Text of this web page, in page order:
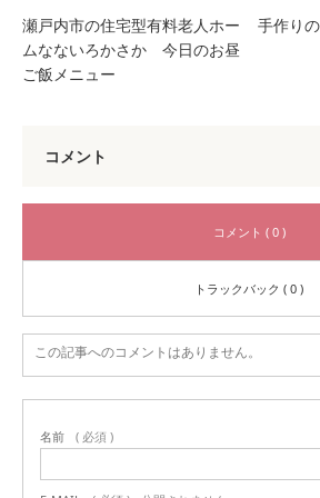
瀬戸内市の住宅型有料老人ホー
ムなないろかさか 今日のお昼
ご飯メニュー
手作り
コメント
コメント ( 0 )
トラックバック ( 0 )
この記事へのコメントはありません。
名前 ( 必須 )